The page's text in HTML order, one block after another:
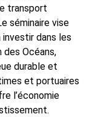
transport
séminaire vise
investir dans les
Océans,
durable et
et portuaires
l’économie